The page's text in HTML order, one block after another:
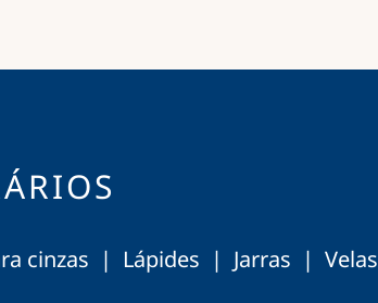
cinzas | Lápides | Jarras | Velas